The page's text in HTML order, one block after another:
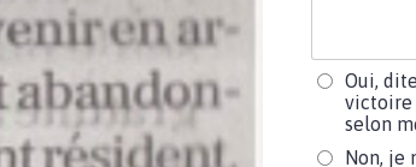
Oui,
victoire
selon
Non, je